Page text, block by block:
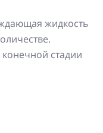
жидкость
стадии